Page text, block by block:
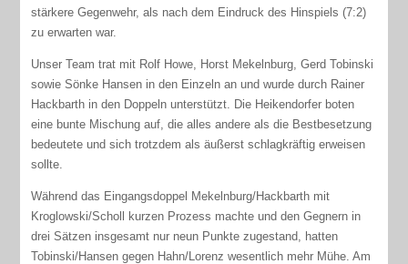
stärkere Gegenwehr, als nach dem Eindruck des Hinspiels (7:2)
zu erwarten war.
Unser Team trat mit Rolf Howe, Horst Mekelnburg, Gerd Tobinski
sowie Sönke Hansen in den Einzeln an und wurde durch Rainer
Hackbarth in den Doppeln unterstützt. Die Heikendorfer boten
eine bunte Mischung auf, die alles andere als die Bestbesetzung
bedeutete und sich trotzdem als äußerst schlagkräftig erweisen
sollte.
Während das Eingangsdoppel Mekelnburg/Hackbarth mit
Kroglowski/Scholl kurzen Prozess machte und den Gegnern in
drei Sätzen insgesamt nur neun Punkte zugestand, hatten
Tobinski/Hansen gegen Hahn/Lorenz wesentlich mehr Mühe. Am